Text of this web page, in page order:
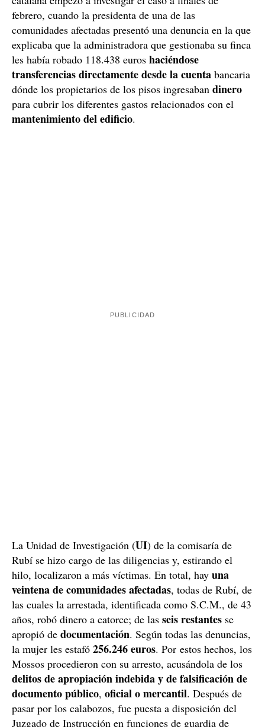
febrero, cuando la presidenta de una de las
comunidades afectadas presentó una denuncia en la que
explicaba que la administradora que gestionaba su finca
les había robado 118.438 euros haciéndose
transferencias directamente desde la cuenta bancaria
dónde los propietarios de los pisos ingresaban dinero
para cubrir los diferentes gastos relacionados con el
mantenimiento del edificio.
La Unidad de Investigación (UI) de la comisaría de
Rubí se hizo cargo de las diligencias y, estirando el
hilo, localizaron a más víctimas. En total, hay una
veintena de comunidades afectadas, todas de Rubí, de
las cuales la arrestada, identificada como S.C.M., de 43
años, robó dinero a catorce; de las seis restantes se
apropió de documentación. Según todas las denuncias,
la mujer les estafó 256.246 euros. Por estos hechos, los
Mossos procedieron con su arresto, acusándola de los
delitos de apropiación indebida y de falsificación de
documento público, oficial o mercantil. Después de
pasar por los calabozos, fue puesta a disposición del
Juzgado de Instrucción en funciones de guardia de